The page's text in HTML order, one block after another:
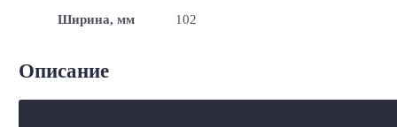
Ширина, мм 102
Описание